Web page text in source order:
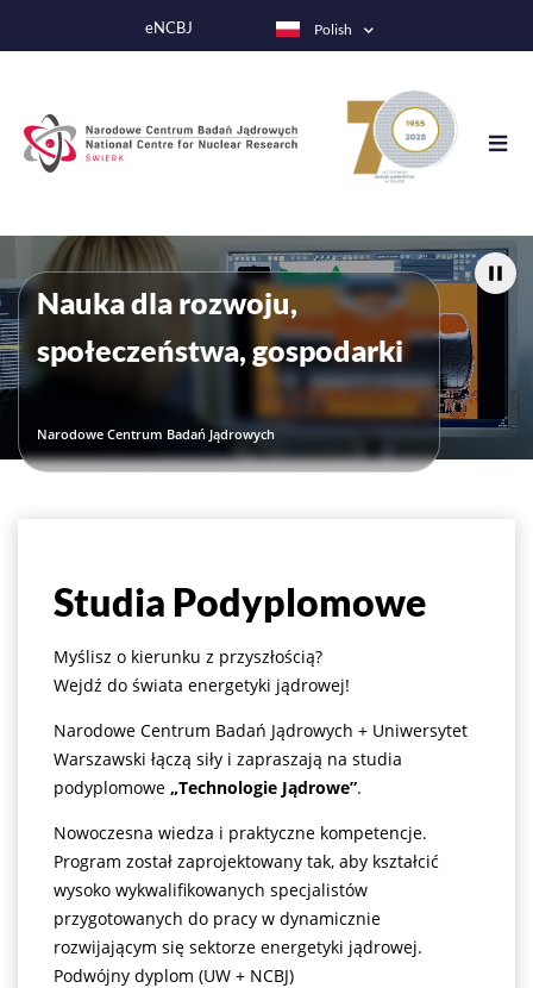
do
eNCBJ Polish
Naukadla rozwoju,
społeczeństwa, gospodarki
Narodowe Centrum Badań Jądrowych
Studia Podyplomowe
Myślisz o kierunku z przyszłością?
Wejdź do świata energetyki jądrowej!
Narodowe Centrum Badań Jądrowych + Uniwersytet
Warszawski łączą siły i zapraszają na studia
podyplomowe „Technologie Jądrowe”.
Nowoczesna wiedza i praktyczne kompetencje.
Program został zaprojektowany tak, aby kształcić
wysoko wykwalifikowanych specjalistów
przygotowanych do pracy w dynamicznie
rozwijającym się sektorze energetyki jądrowej.
Podwójny dyplom (UW + NCBJ)